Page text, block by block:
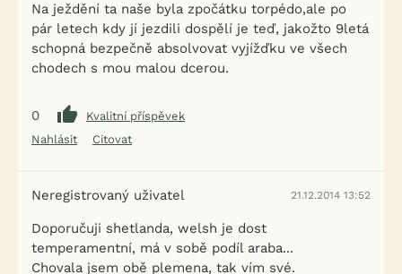
Na ježdění ta naše byla zpočátku torpédo,ale po
pár letech kdy jí jezdili dospělí je teď, jakožto 9letá
schopná bezpečně absolvovat vyjížďku ve všech
chodech s mou malou dcerou.
0
Kvalitní příspěvek
Nahlásit
Citovat
Neregistrovaný uživatel 21.12.2014 13:52
Doporučuji shetlanda, welsh je dost
temperamentní, má v sobě podíl araba...
Chovala jsem obě plemena, tak vím své.